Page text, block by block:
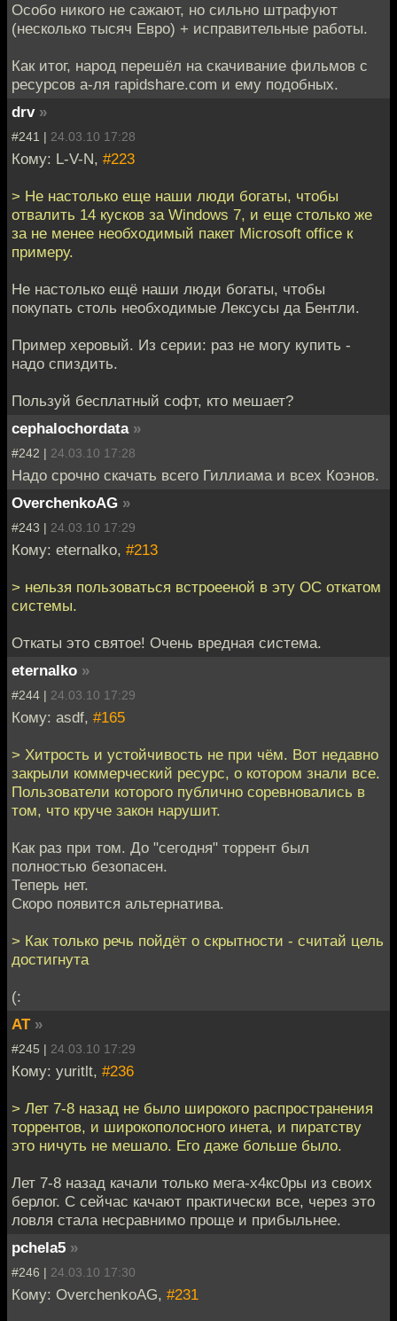
Особо никого не сажают, но сильно штрафуют
(несколько тысяч Евро) + исправительные работы.
Как итог, народ перешёл на скачивание фильмов с
ресурсов а-ля rapidshare.com и ему подобных.
drv »
#241 | 24.03.10 17:28
Кому: L-V-N, #223
> Не настолько еще наши люди богаты, чтобы
отвалить 14 кусков за Windows 7, и еще столько же
за не менее необходимый пакет Microsoft office к
примеру.
Не настолько ещё наши люди богаты, чтобы
покупать столь необходимые Лексусы да Бентли.
Пример херовый. Из серии: раз не могу купить -
надо спиздить.
Пользуй бесплатный софт, кто мешает?
cephalochordata »
#242 | 24.03.10 17:28
Надо срочно скачать всего Гиллиама и всех Коэнов.
OverchenkoAG »
#243 | 24.03.10 17:29
Кому: eternalko, #213
> нельзя пользоваться встроееной в эту ОС откатом
системы.
Откаты это святое! Очень вредная система.
eternalko »
#244 | 24.03.10 17:29
Кому: asdf, #165
> Хитрость и устойчивость не при чём. Вот недавно
закрыли коммерческий ресурс, о котором знали все.
Пользователи которого публично соревновались в
том, что круче закон нарушит.
Как раз при том. До "сегодня" торрент был
полностью безопасен.
Теперь нет.
Скоро появится альтернатива.
> Как только речь пойдёт о скрытности - считай цель
достигнута
(:
AT »
#245 | 24.03.10 17:29
Кому: yuritlt, #236
> Лет 7-8 назад не было широкого распространения
торрентов, и широкополосного инета, и пиратству
это ничуть не мешало. Его даже больше было.
Лет 7-8 назад качали только мега-х4кс0ры из своих
берлог. С сейчас качают практически все, через это
ловля стала несравнимо проще и прибыльнее.
pchela5 »
#246 | 24.03.10 17:30
Кому: OverchenkoAG, #231